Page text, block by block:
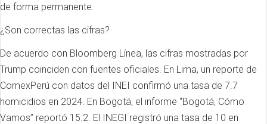
de forma permanente.
¿Son correctas las cifras?
De acuerdo con Bloomberg Línea, las cifras mostradas por
Trump coinciden con fuentes oficiales. En Lima, un reporte de
ComexPerú con datos del INEI confirmó una tasa de 7.7
homicidios en 2024. En Bogotá, el informe “Bogotá, Cómo
Vamos” reportó 15.2. El INEGI registró una tasa de 10 en